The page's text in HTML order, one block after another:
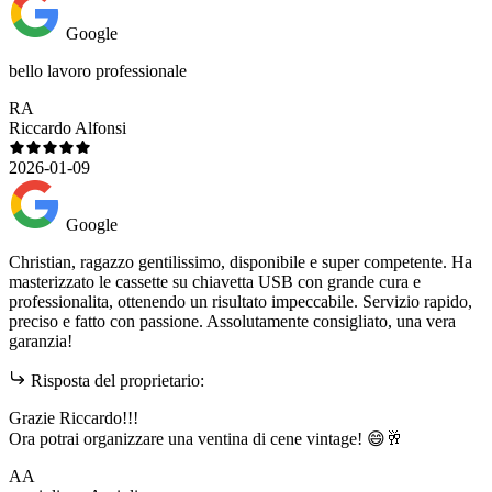
Google
bello lavoro professionale
RA
Riccardo Alfonsi
2026-01-09
Google
Christian, ragazzo gentilissimo, disponibile e super competente. Ha
masterizzato le cassette su chiavetta USB con grande cura e
professionalita, ottenendo un risultato impeccabile. Servizio rapido,
preciso e fatto con passione. Assolutamente consigliato, una vera
garanzia!
Risposta del proprietario:
Grazie Riccardo!!!
Ora potrai organizzare una ventina di cene vintage! 😄🥂
AA